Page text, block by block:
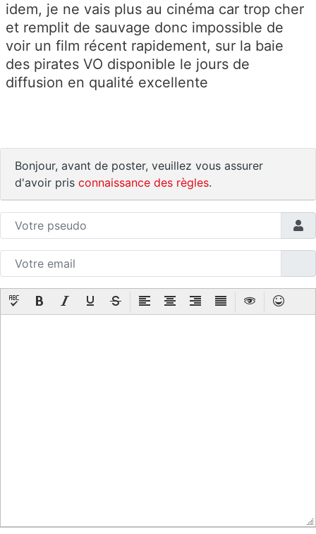
idem, je ne vais plus au cinéma car trop cher
et remplit de sauvage donc impossible de
voir un film récent rapidement, sur la baie
des pirates VO disponible le jours de
diffusion en qualité excellente
Bonjour, avant de poster, veuillez vous assurer
d'avoir pris connaissance des règles.